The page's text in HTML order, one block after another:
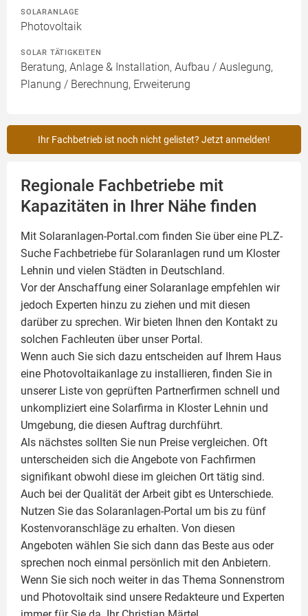
SOLARANLAGE
Photovoltaik
SOLAR TÄTIGKEITEN
Beratung, Anlage & Installation, Aufbau / Auslegung,
Planung / Berechnung, Erweiterung
Ihr Fachbetrieb ist noch nicht gelistet? Jetzt anmelden!
Regionale Fachbetriebe mit
Kapazitäten in Ihrer Nähe finden
Mit Solaranlagen-Portal.com finden Sie über eine PLZ-
Suche Fachbetriebe fürSolaranlagen rund um Kloster
Lehnin und vielen Städten in Deutschland.
Vor der Anschaffung einer Solaranlage empfehlen wir
jedoch Experten hinzu zu ziehen und mit diesen
darüber zu sprechen. Wir bieten Ihnen den Kontakt zu
solchen Fachleuten über unser Portal.
Wenn auch Sie sich dazu entscheiden auf Ihrem Haus
eine Photovoltaikanlage zu installieren, finden Sie in
unserer Liste von geprüften Partnerfirmen schnell und
unkompliziert eine Solarfirma in Kloster Lehnin und
Umgebung, die diesen Auftrag durchführt.
Als nächstes sollten Sie nun Preise vergleichen. Oft
unterscheiden sich die Angebote von Fachfirmen
signifikant obwohl diese im gleichen Ort tätig sind.
Auch bei der Qualität der Arbeit gibt es Unterschiede.
Nutzen Sie das Solaranlagen-Portal um bis zu fünf
Kostenvoranschläge zu erhalten. Von diesen
Angeboten wählen Sie sich dann das Beste aus oder
sprechen noch einmal persönlich mit den Anbietern.
Wenn Sie sich noch weiter in das Thema Sonnenstrom
und Photovoltaik sind unsere Redakteure und Experten